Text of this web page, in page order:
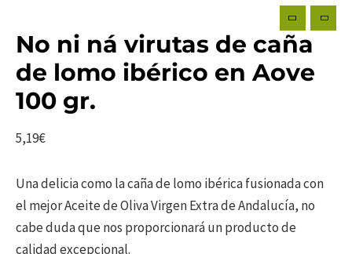
No ni ná virutas de caña
de lomo ibérico en Aove
100 gr.
5,19€
Una delicia como la caña de lomo ibérica fusionada con
el mejor Aceite de Oliva Virgen Extra de Andalucía, no
cabe duda que nos proporcionará un producto de
calidad excepcional.